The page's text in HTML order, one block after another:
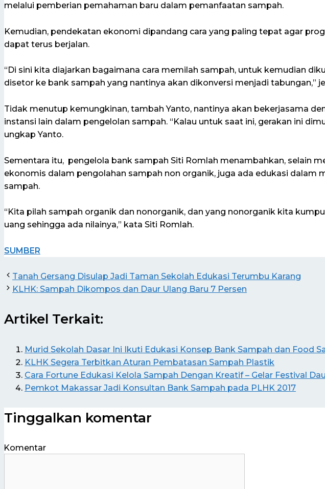
melalui pemberian pemahaman baru dalam pemanfaatan sampah.
Kemudian, pendekatan ekonomi dipandang cara yang paling tepat agar
dapat terus berjalan.
“Di sini kita diajarkan bagaimana cara memilah sampah, untuk kemudian
disetor ke bank sampah yang nantinya akan dikonversi menjadi tabungan,”
Tidak menutup kemungkinan, tambah Yanto, nantinya akan bekerjasama
instansi lain dalam pengelolan sampah. “Kalau untuk saat ini, gerakan ini
ungkap Yanto.
Sementara itu, pengelola bank sampah Siti Romlah menambahkan, selain
ekonomis dalam pengolahan sampah non organik, juga ada edukasi dalam
sampah.
“Kita pilah sampah organik dan nonorganik, dan yang nonorganik kita
uang sehingga ada nilainya,” kata Siti Romlah.
SUMBER
Tanah Gersang Disulap Jadi Taman Sekolah Edukasi Terumbu Karang
KLHK: Sampah Dikompos dan Daur Ulang Baru 7 Persen
Artikel Terkait:
Murid Sekolah Dasar Ini Ikuti Edukasi Konsep Bank Sampah dan Food
KLHK Segera Terbitkan Aturan Pembatasan Sampah Plastik
Cara Fortune Edukasi Kelola Sampah Dengan Kreatif – Gelar Festival
Pemkot Makassar Jadi Konsultan Bank Sampah pada PLHK 2017
Tinggalkan komentar
Komentar